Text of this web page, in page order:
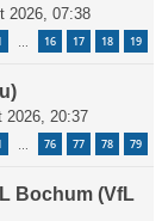
2026, 07:38
16 17 18 19
2026, 20:37
76 77 78 79
Bochum (VfL